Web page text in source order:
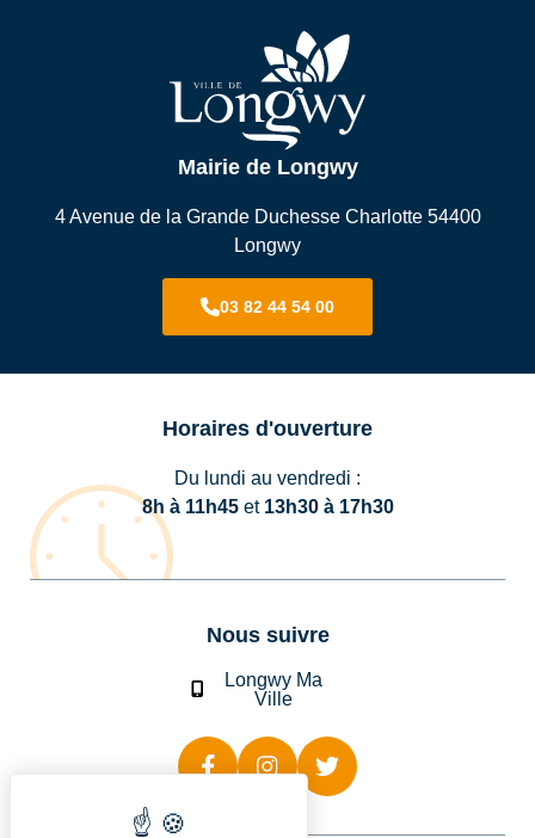
Mairie de Longwy
4 Avenue de la Grande Duchesse Charlotte 54400
Longwy
03 82 44 54 00
Horaires d'ouverture
Du lundi au vendredi :
8h à 11h45et 13h30 à 17h30
Nous suivre
Longwy Ma
Ville